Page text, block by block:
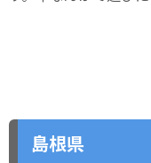
島根県